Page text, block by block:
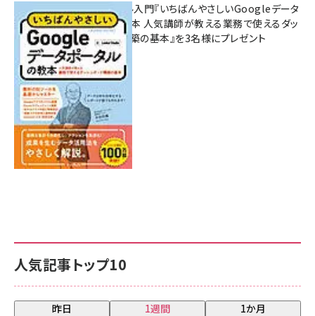
人気記事トップ10
昨日 1週間 1か月
無料BIツール入門『いちばんやさしいGoogleデータ
ポータルの教本 人気講師が教える業務で使えるダッ
シュボード構築の基本』を3名様にプレゼント
7月31日 10:00